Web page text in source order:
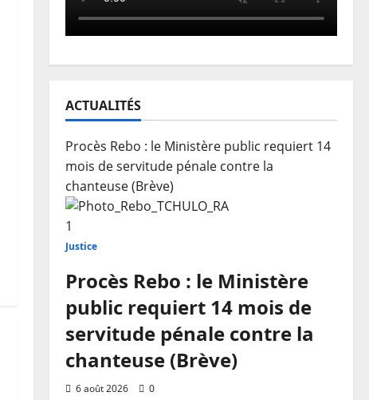
ACTUALITÉS
Procès Rebo : le Ministère public requiert 14
mois de servitude pénale contre la
chanteuse (Brève)
1
Justice
Procès Rebo : le Ministère
public requiert 14 mois de
servitude pénale contre la
chanteuse (Brève)
6 août 2026 0